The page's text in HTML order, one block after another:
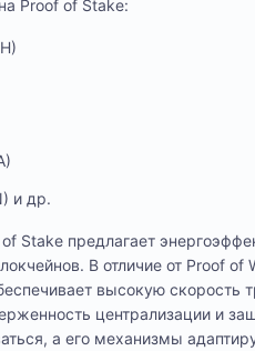
Proof of Stake:
и др.
Stake предлагает
В отличие от Proof
высокую скорость
централизации и
а его механизмы